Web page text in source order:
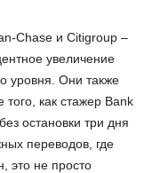
Chase и Citigroup –
увеличение
уровня. Они также
как стажер Bank
остановки три дня
переводов, где
это не просто